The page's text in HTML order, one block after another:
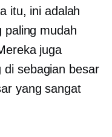
itu, ini adalah
paling mudah
juga
di sebagian besar
yang sangat